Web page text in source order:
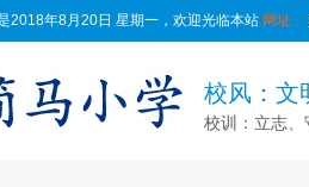
2018年8月20日 星期一，欢迎光临本站 网址：
校风：文
校训：立志